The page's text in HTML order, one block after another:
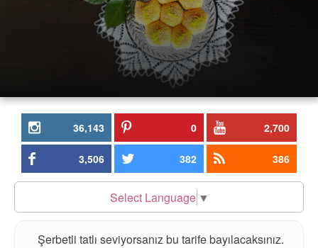
36,143 0 2,700
3,506 382 386
Select Language ▼
Şerbetli tatlı seviyorsanız bu tarife bayılacaksınız.